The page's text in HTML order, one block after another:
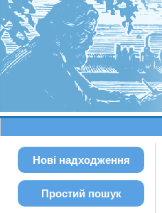
Нові надходження
Простий пошук